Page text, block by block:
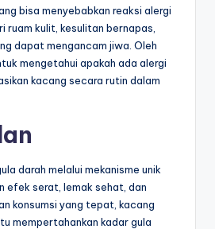
bisa menyebabkan reaksi alergi
ruam kulit, kesulitan bernapas,
dapat mengancam jiwa. Oleh
mengetahui apakah ada alergi
kacang secara rutin dalam
darah melalui mekanisme unik
efek serat, lemak sehat, dan
konsumsi yang tepat, kacang
mempertahankan kadar gula